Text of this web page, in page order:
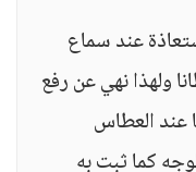
عند سماع
ولهذا نهي عن رفع
عند العطاس
كما ثبت به